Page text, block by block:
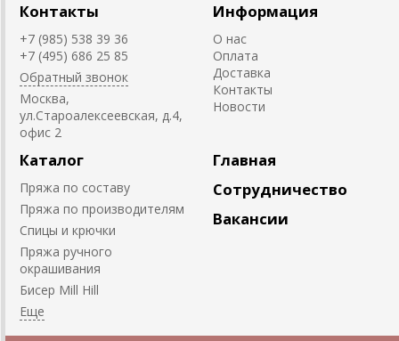
Контакты
+7 (985) 538 39 36
+7 (495) 686 25 85
Обратный звонок
Москва,
ул.Староалексеевская, д.4,
офис 2
Информация
О нас
Оплата
Доставка
Контакты
Новости
Каталог
Пряжа по составу
Пряжа по производителям
Спицы и крючки
Пряжа ручного
окрашивания
Биcер Mill Hill
Главная
Сотрудничество
Вакансии